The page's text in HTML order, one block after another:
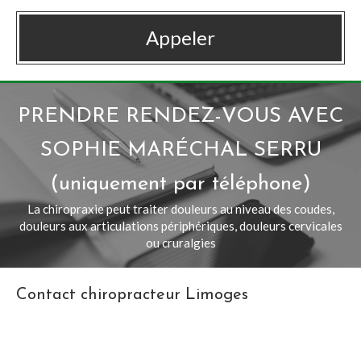
Appeler
PRENDRE RENDEZ-VOUS AVEC
SOPHIE MARÉCHAL SERRU
(uniquement par téléphone)
La chiropraxie peut traiter douleurs au niveau des coudes,
douleurs aux articulations périphériques, douleurs cervicales
ou cruralgies
Contact chiropracteur Limoges